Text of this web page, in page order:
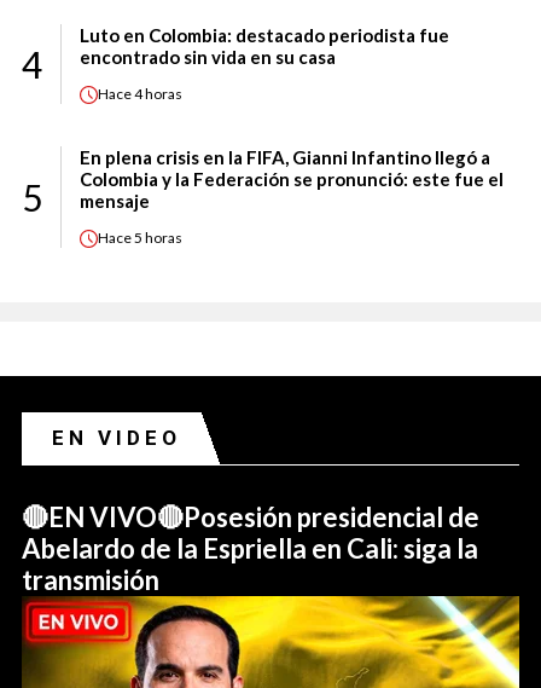
4
Luto en Colombia: destacado periodista fue
encontrado sin vida en su casa
Hace4 horas
5
En plena crisis en la FIFA, Gianni Infantino llegó a
Colombia y la Federación se pronunció: este fue el
mensaje
Hace5 horas
EN VIDEO
🔴EN VIVO🔴Posesión presidencial de
Abelardo de la Espriella en Cali: siga la
transmisión